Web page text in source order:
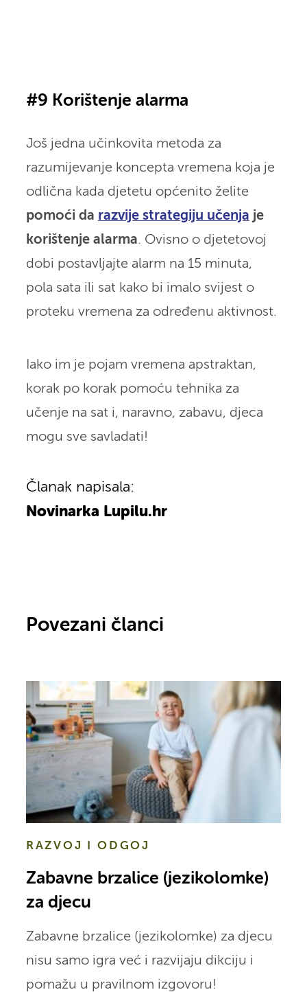
#9 Korištenje alarma
Još jedna učinkovita metoda za
razumijevanje koncepta vremena koja je
odlična kada djetetu općenito želite
pomoći da razvije strategiju učenja je
korištenje alarma. Ovisno o djetetovoj
dobi postavljajte alarm na 15 minuta,
pola sata ili sat kako bi imalo svijest o
proteku vremena za određenu aktivnost.
Iako im je pojam vremena apstraktan,
korak po korak pomoću tehnika za
učenje na sat i, naravno, zabavu, djeca
mogu sve savladati!
Članak napisala:
Novinarka Lupilu.hr
Povezani članci
RAZVOJ I ODGOJ
Zabavne brzalice (jezikolomke)
za djecu
Zabavne brzalice (jezikolomke) za djecu
nisu samo igra već i razvijaju dikciju i
pomažu u pravilnom izgovoru!